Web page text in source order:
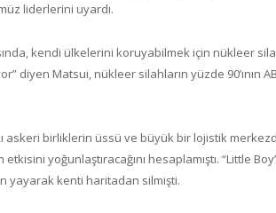
liderlerini uyardı.
kendi ülkelerini koruyabilmek için nükleer
diyen Matsui, nükleer silahların yüzde 90’ının
askeri birliklerin üssü ve büyük bir lojistik
yoğunlaştıracağını hesaplamıştı. “Little
yayarak kenti haritadan silmişti.